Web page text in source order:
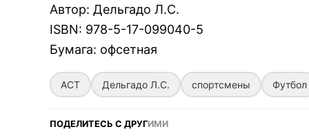
Автор: Дельгадо Л.С.
ISBN: 978-5-17-099040-5
Бумага: офсетная
АСТ Дельгадо Л.С. спортсмены Футбол
ПОДЕЛИТЕСЬ С ДРУГИМИ